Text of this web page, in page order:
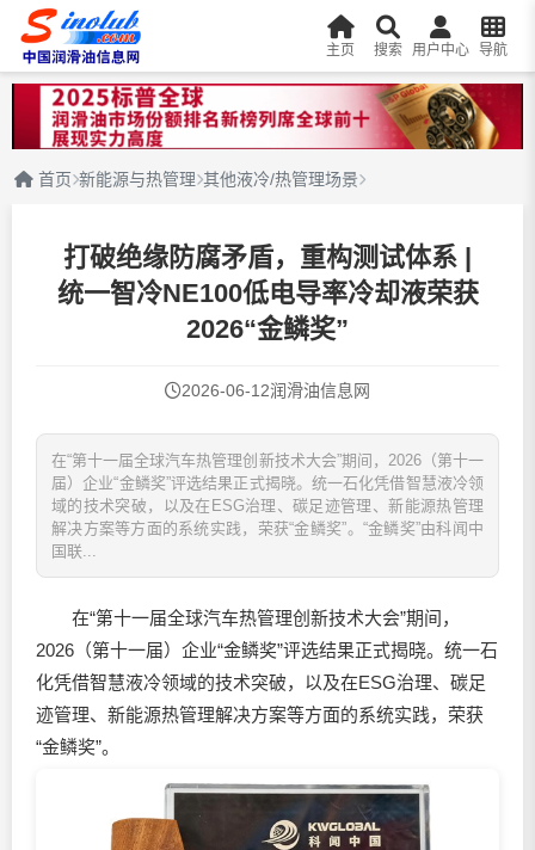
主页 搜索 用户中心 导航
首页 新能源与热管理 其他液冷/热管理场景
打破绝缘防腐矛盾，重构测试体系 |
统一智冷NE100低电导率冷却液荣获
2026“金鳞奖”
2026-06-12润滑油信息网
在“第十一届全球汽车热管理创新技术大会”期间，2026（第十一
届）企业“金鳞奖”评选结果正式揭晓。统一石化凭借智慧液冷领
域的技术突破，以及在ESG治理、碳足迹管理、新能源热管理
解决方案等方面的系统实践，荣获“金鳞奖”。“金鳞奖”由科闻中
国联...
在“第十一届全球汽车热管理创新技术大会”期间，
2026（第十一届）企业“金鳞奖”评选结果正式揭晓。统一石
化凭借智慧液冷领域的技术突破，以及在ESG治理、碳足
迹管理、新能源热管理解决方案等方面的系统实践，荣获
“金鳞奖”。